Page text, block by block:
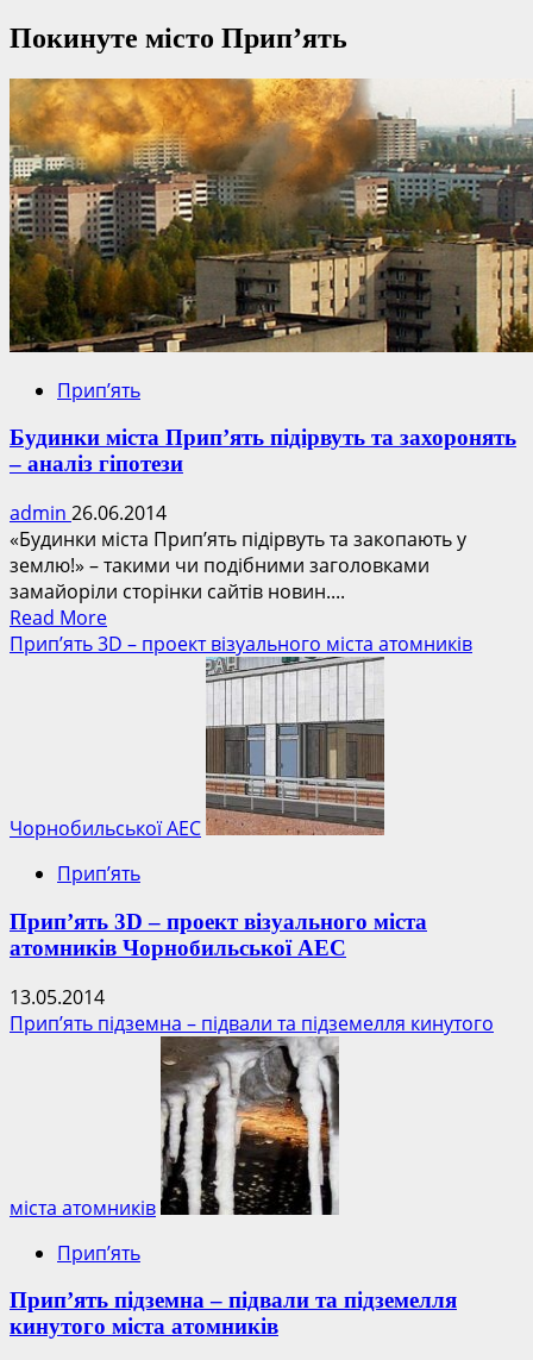
Покинуте місто Прип’ять
Прип’ять
Будинки міста Прип’ять підірвуть та захоронять
– аналіз гіпотези
admin 26.06.2014
«Будинки міста Прип’ять підірвуть та закопають у
землю!» – такими чи подібними заголовками
замайоріли сторінки сайтів новин....
Read MoreRead
more
захоронять
аналіз
Прип’ять 3D – проект візуального міста атомників
Чорнобильської АЕС
Прип’ять
Прип’ять 3D – проект візуального міста
атомників Чорнобильської АЕС
13.05.2014
Прип’ять підземна – підвали та підземелля кинутого
міста атомників
Прип’ять
Прип’ять підземна – підвали та підземелля
кинутого міста атомників